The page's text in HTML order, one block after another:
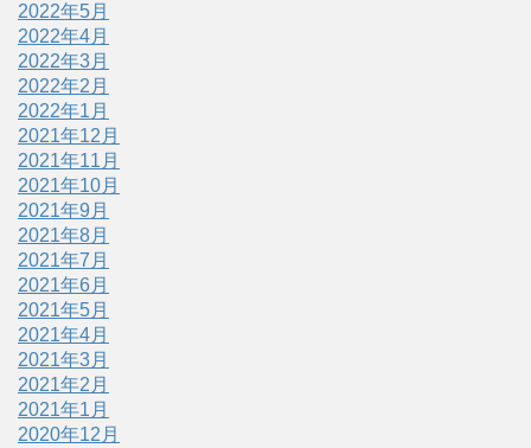
2022年5月
2022年4月
2022年3月
2022年2月
2022年1月
2021年12月
2021年11月
2021年10月
2021年9月
2021年8月
2021年7月
2021年6月
2021年5月
2021年4月
2021年3月
2021年2月
2021年1月
2020年12月